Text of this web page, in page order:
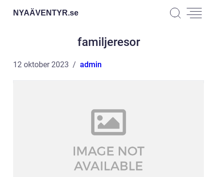
NYAÄVENTYR.se
familjeresor
12 oktober 2023 admin